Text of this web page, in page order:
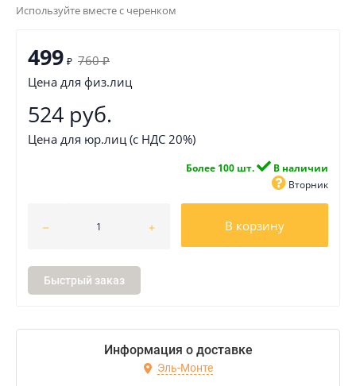
Используйте вместе с черенком
499 ₽ 760 ₽
Цена для физ.лиц
524 руб.
Цена для юр.лиц (с НДС 20%)
Более 100 шт.
В наличии
Вторник
В корзину
Быстрый заказ
Информация о доставке
Эль-Монте